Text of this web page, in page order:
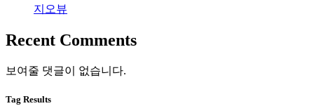
지오뷰
Recent Comments
보여줄 댓글이 없습니다.
Tag Results